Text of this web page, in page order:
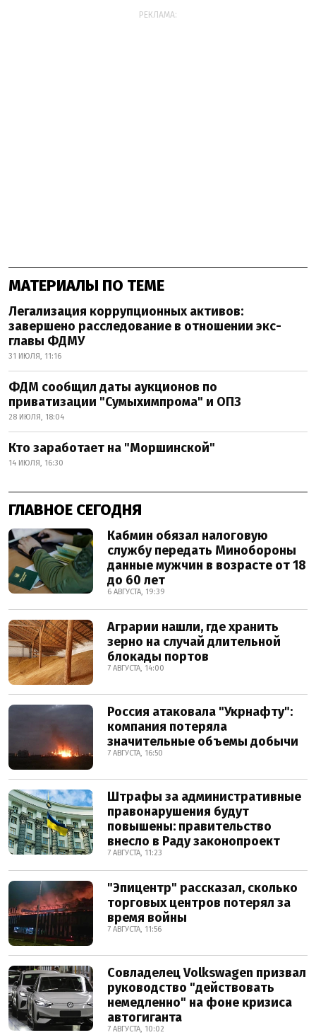
РЕКЛАМА:
МАТЕРИАЛЫ ПО ТЕМЕ
Легализация коррупционных активов:
завершено расследование в отношении экс-
главы ФДМУ
31 ИЮЛЯ, 11:16
ФДМ сообщил даты аукционов по
приватизации "Сумыхимпрома" и ОПЗ
28 ИЮЛЯ, 18:04
Кто заработает на "Моршинской"
14 ИЮЛЯ, 16:30
ГЛАВНОЕ СЕГОДНЯ
Кабмин обязал налоговую
службу передать Минобороны
данные мужчин в возрасте от 18
до 60 лет
6 АВГУСТА, 19:39
Аграрии нашли, где хранить
зерно на случай длительной
блокады портов
7 АВГУСТА, 14:00
Россия атаковала "Укрнафту":
компания потеряла
значительные объемы добычи
7 АВГУСТА, 16:50
Штрафы за административные
правонарушения будут
повышены: правительство
внесло в Раду законопроект
7 АВГУСТА, 11:23
"Эпицентр" рассказал, сколько
торговых центров потерял за
время войны
7 АВГУСТА, 11:56
Совладелец Volkswagen призвал
руководство "действовать
немедленно" на фоне кризиса
автогиганта
7 АВГУСТА, 10:02